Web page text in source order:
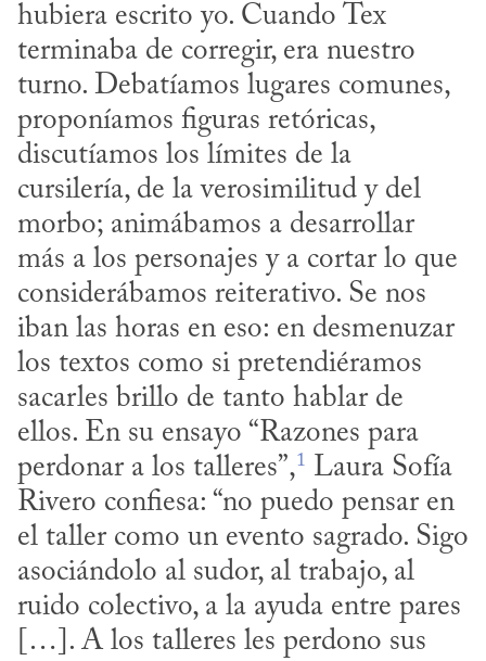
hubiera escrito yo. Cuando Tex
terminaba de corregir, era nuestro
turno. Debatíamos lugares comunes,
proponíamos figuras retóricas,
discutíamos los límites de la
cursilería, de la verosimilitud y del
morbo; animábamos a desarrollar
más a los personajes y a cortar lo que
considerábamos reiterativo. Se nos
iban las horas en eso: en desmenuzar
los textos como si pretendiéramos
sacarles brillo de tanto hablar de
ellos. En su ensayo “Razones para
perdonar a los talleres”,1 Laura Sofía
Rivero confiesa: “no puedo pensar en
el taller como un evento sagrado. Sigo
asociándolo al sudor, al trabajo, al
ruido colectivo, a la ayuda entre pares
[…]. A los talleres les perdono sus